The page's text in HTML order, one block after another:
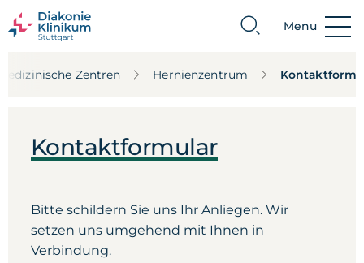
Suche Menu
Zentren Hernienzentrum
Kontaktformular
Bitte schildern Sie uns Ihr Anliegen. Wir
setzen uns umgehend mit Ihnen in
Verbindung.